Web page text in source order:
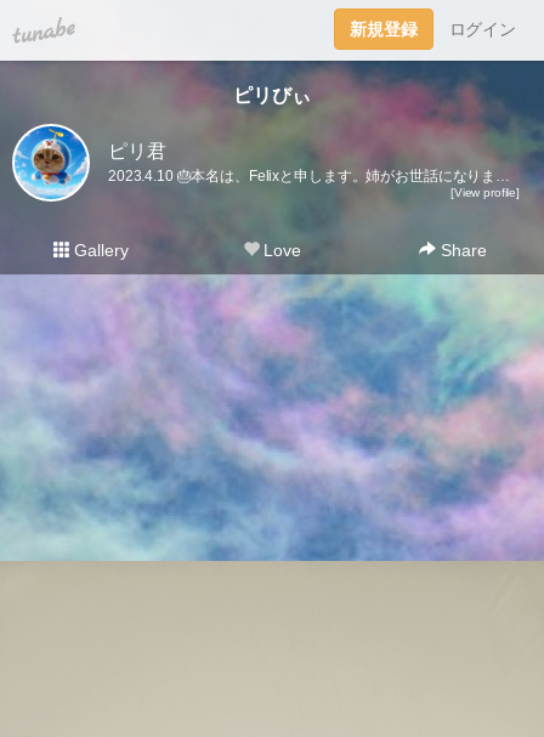
tuna.be 新規登録 ログイン
ピリびぃ
ピリ君
2023.4.10 🎂本名は、Felixと申します。姉がお世話になりました。姉も時々くるので、引き続きよろしくお願い致します。🤗
[View profile]
Gallery Love Share